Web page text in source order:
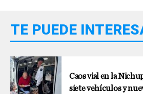
TE PUEDE
Caos vial en la
siete vehículos y